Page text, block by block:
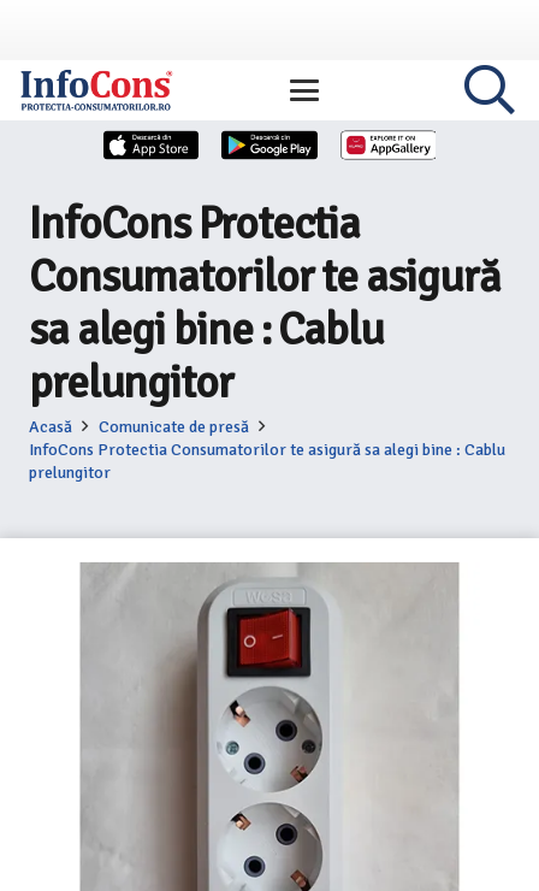
InfoCons Protectia
Consumatorilor te asigură
sa alegi bine : Cablu
prelungitor
Acasă
Comunicate de presă
InfoCons Protectia Consumatorilor te asigură sa alegi bine : Cablu
prelungitor